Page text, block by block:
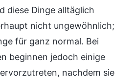
diese Dinge alltäglich
nicht ungewöhnlich;
für ganz normal. Bei
beginnen jedoch einige
nachdem sie